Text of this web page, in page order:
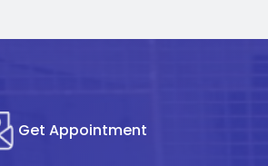
Get Appointment